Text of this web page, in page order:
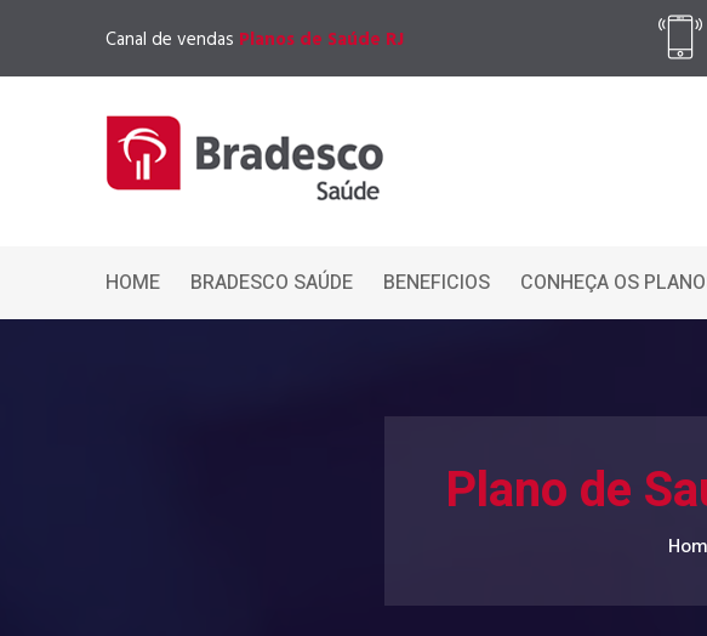
Canal de vendas Planos de Saúde RJ
HOME BRADESCO SAÚDE BENEFICIOS CONHEÇA OS
Plano de